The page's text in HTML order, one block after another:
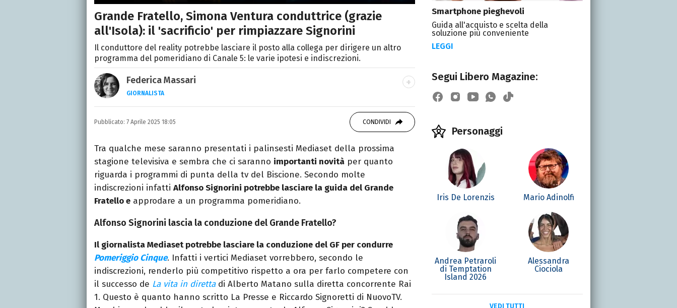
Grande Fratello, Simona Ventura conduttrice (grazie
all'Isola): il 'sacrificio' per rimpiazzare Signorini
Il conduttore del reality potrebbe lasciare il posto alla collega per dirigere un altro
programma del pomeridiano di Canale 5: le varie ipotesi e indiscrezioni.
Federica Massari
GIORNALISTA
LINKEDIN
INSTAGRAM FACEBOOK
Giornalista nata nella città di Parthenope, si definisce "madriletana".
Da anni scrive (per un numero imprecisato di testate) di spettacoli e
musica, TV e calcio.
Pubblicato: 7 Aprile 2025 18:05 CONDIVIDI
Tra qualche mese saranno presentati i palinsesti Mediaset della prossima
stagione televisiva e sembra che ci saranno importanti novità per quanto
riguarda i programmi di punta della tv del Biscione. Secondo molte
indiscrezioni infatti Alfonso Signorini potrebbe lasciare la guida del Grande
Fratello e approdare a un programma pomeridiano.
Alfonso Signorini lascia la conduzione del Grande Fratello?
Il giornalista Mediaset potrebbe lasciare la conduzione del GF per condurre
Pomeriggio Cinque. Infatti i vertici Mediaset vorrebbero, secondo le
indiscrezioni, renderlo più competitivo rispetto a ora per farlo competere con
il successo de La vita in direttadi Alberto Matano sulla diretta concorrente Rai
1. Questo è quanto hanno scritto La Presse e Riccardo Signoretti di NuovoTV.
Smartphone pieghevoli
Guida all'acquisto e scelta della
soluzione più conveniente
LEGGI
Segui Libero Magazine:
Personaggi
Iris De Lorenzis Mario Adinolfi
Andrea Petraroli
di Temptation
Island 2026
Alessandra
Ciociola
VEDI TUTTI